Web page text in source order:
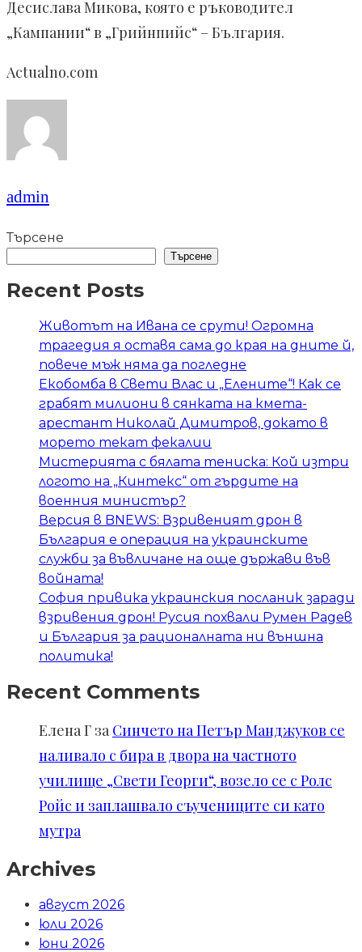
Десислава Микова, която е ръководител
„Кампании“ в „Грийнпийс“ – България.
Actualno.com
admin
Търсене
Търсене
Recent Posts
Животът на Ивана се срути! Огромна
трагедия я оставя сама до края на дните й,
повече мъж няма да погледне
Екобомба в Свети Влас и „Елените“! Как се
грабят милиони в сянката на кмета-
арестант Николай Димитров, докато в
морето текат фекалии
Мистерията с бялата тениска: Кой изтри
логото на „Кинтекс“ от гърдите на
военния министър?
Версия в BNEWS: Взривеният дрон в
България е операция на украинските
служби за въвличане на още държави във
войната!
София привика украинския посланик заради
взривения дрон! Русия похвали Румен Радев
и България за рационалната ни външна
политика!
Recent Comments
Елена Г за Синчето на Петър Манджуков се
наливало с бира в двора на частното
училище „Свети Георги“, возело се с Ролс
Ройс и заплашвало съучениците си като
мутра
Archives
август 2026
юли 2026
юни 2026